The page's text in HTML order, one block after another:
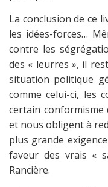
La conclusion de ce
les idées-forces…
contre les
des « leurres », il
situation politique
comme celui-ci, les
certain conformisme
et nous obligent à
plus grande
faveur des vrais «
Rancière.